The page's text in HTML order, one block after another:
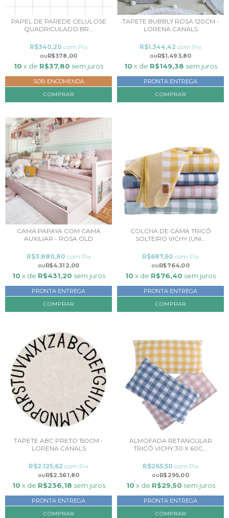
PAPEL DE PAREDE CELULOSE
QUADRICULADO BR...
R$378,00
R$340,20 com Pix
10 x de R$37,80 sem juros
SOB ENCOMENDA
COMPRAR
TAPETE BUBBLY ROSA 120CM -
LORENA CANALS
R$1.493,80
R$1.344,42 com Pix
10 x de R$149,38 sem juros
PRONTA ENTREGA
CAMA PAPAYA COM CAMA
AUXILIAR - ROSA OLD
R$4.312,00
R$3.880,80 com Pix
10 x de R$431,20 sem juros
PRONTA ENTREGA
COMPRAR
COLCHA DE CAMA TRICÔ
SOLTEIRO VICHY (UNI...
R$764,00
R$687,60 com Pix
10 x de R$76,40 sem juros
PRONTA ENTREGA
COMPRAR
TAPETE ABC PRETO 150CM -
LORENA CANALS
R$2.361,80
R$2.125,62 com Pix
10 x de R$236,18 sem juros
PRONTA ENTREGA
ALMOFADA RETANGULAR
TRICÔ VICHY 30 X 60C...
R$295,00
R$265,50 com Pix
10 x de R$29,50 sem juros
PRONTA ENTREGA
COMPRAR